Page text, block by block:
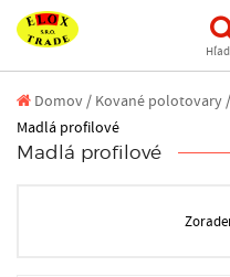
Domov/ Kované polotovary /
Madlá profilové
Madlá profilové